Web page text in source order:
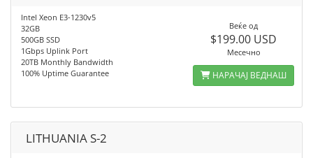
Intel Xeon E3-1230v5
32GB
500GB SSD
1Gbps Uplink Port
20TB Monthly Bandwidth
100% Uptime Guarantee
Веќе од
$199.00 USD
Месечно
НАРАЧАЈ ВЕДНАШ
LITHUANIA S-2